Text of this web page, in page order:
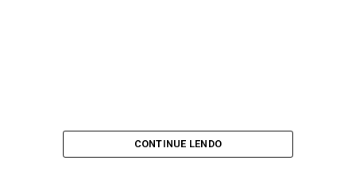
CONTINUE LENDO